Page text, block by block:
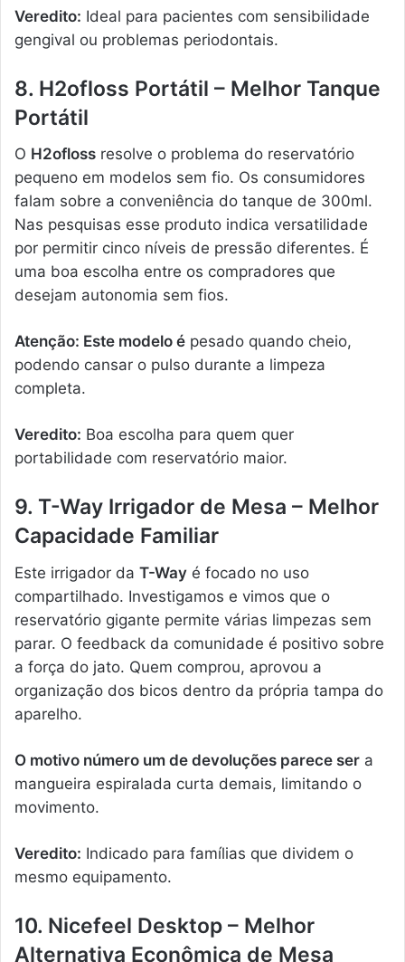
Veredito: Ideal para pacientes com sensibilidade
gengival ou problemas periodontais.
8. H2ofloss Portátil – Melhor Tanque
Portátil
O H2ofloss resolve o problema do reservatório
pequeno em modelos sem fio. Os consumidores
falam sobre a conveniência do tanque de 300ml.
Nas pesquisas esse produto indica versatilidade
por permitir cinco níveis de pressão diferentes. É
uma boa escolha entre os compradores que
desejam autonomia sem fios.
Atenção: Este modelo é pesado quando cheio,
podendo cansar o pulso durante a limpeza
completa.
Veredito: Boa escolha para quem quer
portabilidade com reservatório maior.
9. T-Way Irrigador de Mesa – Melhor
Capacidade Familiar
Este irrigador da T-Way é focado no uso
compartilhado. Investigamos e vimos que o
reservatório gigante permite várias limpezas sem
parar. O feedback da comunidade é positivo sobre
a força do jato. Quem comprou, aprovou a
organização dos bicos dentro da própria tampa do
aparelho.
O motivo número um de devoluções parece ser a
mangueira espiralada curta demais, limitando o
movimento.
Veredito: Indicado para famílias que dividem o
mesmo equipamento.
10. Nicefeel Desktop – Melhor
Alternativa Econômica de Mesa